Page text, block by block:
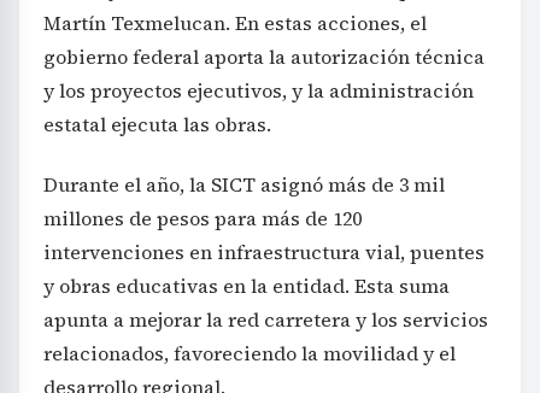
Martín Texmelucan. En estas acciones, el
gobierno federal aporta la autorización técnica
y los proyectos ejecutivos, y la administración
estatal ejecuta las obras.
Durante el año, la SICT asignó más de 3 mil
millones de pesos para más de 120
intervenciones en infraestructura vial, puentes
y obras educativas en la entidad. Esta suma
apunta a mejorar la red carretera y los servicios
relacionados, favoreciendo la movilidad y el
desarrollo regional.